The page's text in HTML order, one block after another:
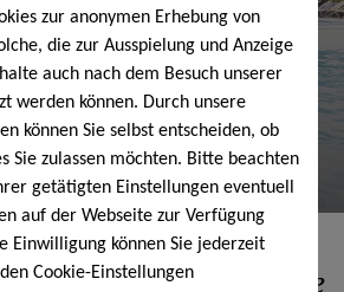
zur anonymen Erhebung von
die zur Ausspielung und Anzeige
auch nach dem Besuch unserer
werden können. Durch unsere
können Sie selbst entscheiden, ob
Sie zulassen möchten. Bitte beachten
getätigten Einstellungen eventuell
auf der Webseite zur Verfügung
Einwilligung können Sie jederzeit
Cookie-Einstellungen
-mehr Lebensfreude